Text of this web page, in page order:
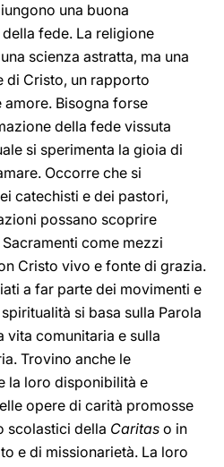
una buona
fede. La religione
scienza astratta, ma una
di Cristo, un rapporto
Bisogna forse
della fede vissuta
si sperimenta la gioia di
Occorre che si
catechisti e dei pastori,
possano scoprire
come mezzi
Cristo vivo e fonte di grazia.
a far parte dei movimenti e
si basa sulla Parola
vita comunitaria e sulla
Trovino anche le
la loro disponibilità e
opere di carità promosse
scolastici della Caritas o in
e di missionarietà. La loro